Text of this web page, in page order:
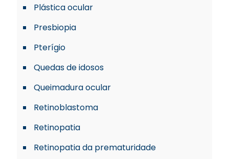
Plástica ocular
Presbiopia
Pterígio
Quedas de idosos
Queimadura ocular
Retinoblastoma
Retinopatia
Retinopatia da prematuridade